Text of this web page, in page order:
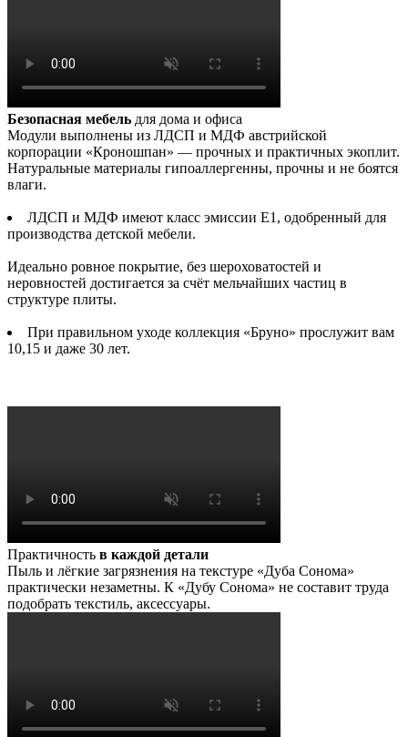
Безопасная мебель для дома и офиса
Модули выполнены из ЛДСП и МДФ австрийской
корпорации «Кроношпан» — прочных и практичных экоплит.
Натуральные материалы гипоаллергенны, прочны и не боятся
влаги.
ЛДСП и МДФ имеют класс эмиссии Е1, одобренный для
производства детской мебели.
Идеально ровное покрытие, без шероховатостей и
неровностей достигается за счёт мельчайших частиц в
структуре плиты.
При правильном уходе коллекция «Бруно» прослужит вам
10,15 и даже 30 лет.
Практичность в каждой детали
Пыль и лёгкие загрязнения на текстуре «Дуба Сонома»
практически незаметны. К «Дубу Сонома» не составит труда
подобрать текстиль, аксессуары.